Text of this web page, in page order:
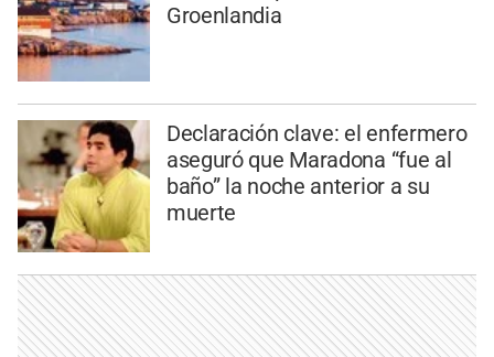
Groenlandia
Declaración clave: el enfermero
aseguró que Maradona “fue al
baño” la noche anterior a su
muerte